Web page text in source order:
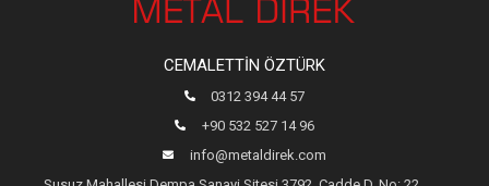
CEMALETTIN ÖZTÜRK
0312 394 44 57
+90 532 527 14 96
info@metaldirek.com